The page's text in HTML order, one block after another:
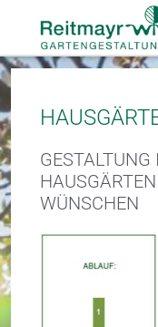
GESTALTUNG
WÜNSCHEN